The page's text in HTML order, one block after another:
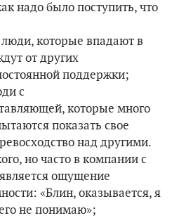
надо было поступить, что
которые впадают в
от других
поддержки;
с
которые много
показать свое
над другими.
но часто в компании с
ощущение
«Блин, оказывается, я
не понимаю»;